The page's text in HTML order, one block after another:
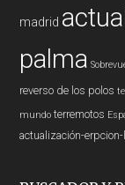
madrid
palma
reverso de los polos
mundo terremotos
actualización-